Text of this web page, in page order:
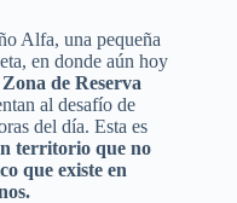
Alfa, una pequeña
en donde aún hoy
Zona de Reserva
al desafío de
del día. Esta es
territorio que no
que existe en